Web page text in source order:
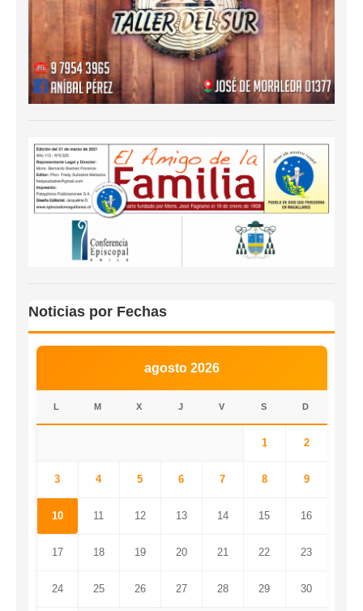
Noticias por Fechas
agosto 2026
L M X J V S D
1 2
3 4 5 6 7 8 9
10 11 12 13 14 15 16
17 18 19 20 21 22 23
24 25 26 27 28 29 30